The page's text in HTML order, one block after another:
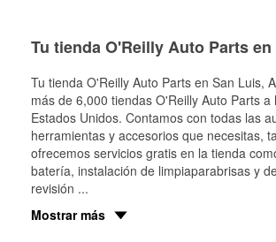
Tu tienda O'Reilly Auto Parts
Tu tienda O'Reilly Auto Parts en San Luis,
más de 6,000 tiendas O'Reilly Auto Parts a
Estados Unidos. Contamos con todas las
herramientas y accesorios que necesitas,
ofrecemos servicios gratis en la tienda
batería, instalación de limpiaparabrisas y
revisión ...
Mostrar más